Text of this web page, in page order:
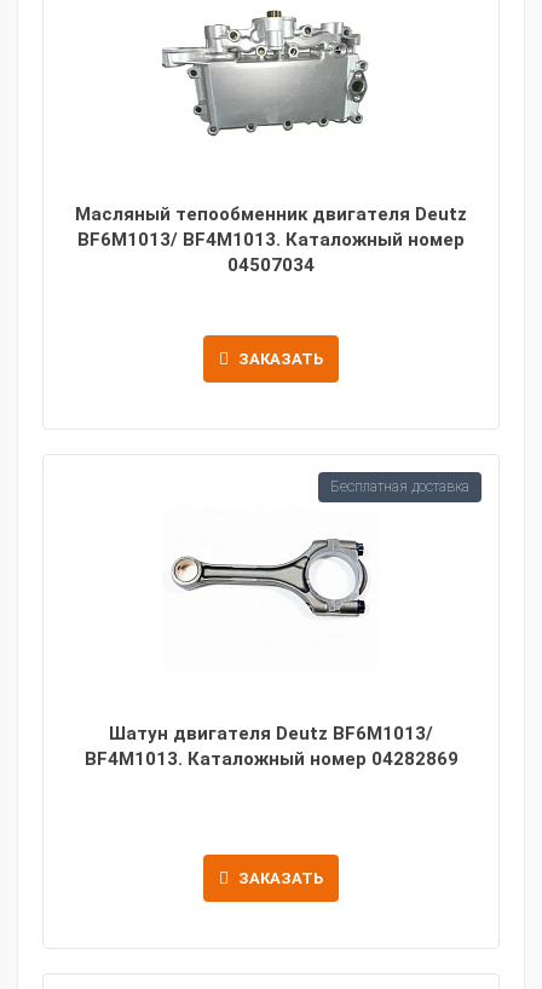
Масляный тепообменник двигателя Deutz
BF6M1013/ BF4M1013. Каталожный номер
04507034
ЗАКАЗАТЬ
Шатун двигателя Deutz BF6M1013/
BF4M1013. Каталожный номер 04282869
ЗАКАЗАТЬ
Бесплатная доставка